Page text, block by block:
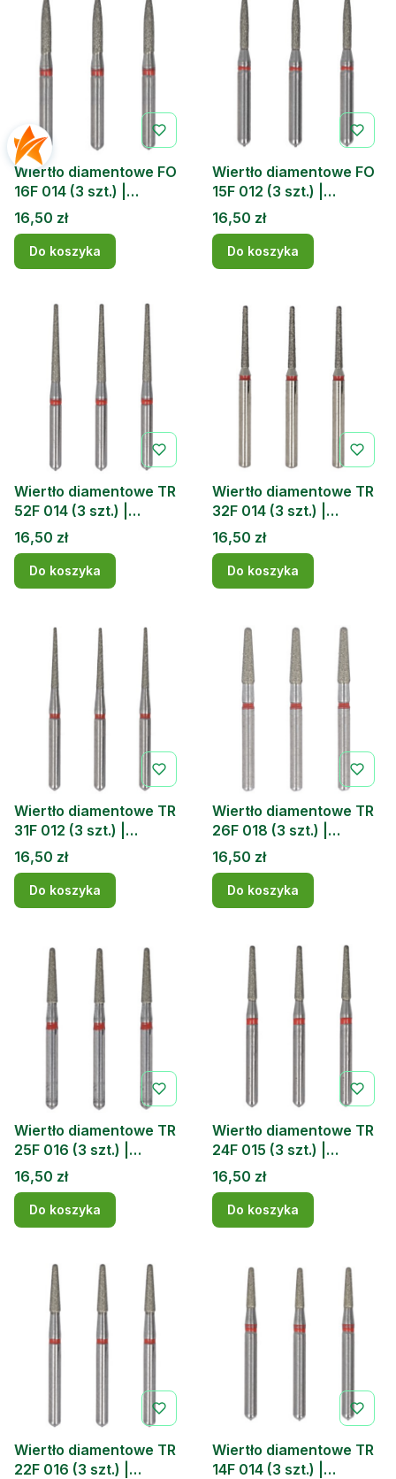
Wiertło diamentowe FO
16F 014 (3 szt.) |
DOCHEM
Cena
16,50 zł
Do koszyka
Wiertło diamentowe FO
15F 012 (3 szt.) |
DOCHEM
Cena
16,50 zł
Do koszyka
Wiertło diamentowe TR
52F 014 (3 szt.) |
DOCHEM
Cena
16,50 zł
Do koszyka
Wiertło diamentowe TR
32F 014 (3 szt.) |
DOCHEM
Cena
16,50 zł
Do koszyka
Wiertło diamentowe TR
31F 012 (3 szt.) |
DOCHEM
Cena
16,50 zł
Do koszyka
Wiertło diamentowe TR
26F 018 (3 szt.) |
DOCHEM
Cena
16,50 zł
Do koszyka
Wiertło diamentowe TR
25F 016 (3 szt.) |
DOCHEM
Cena
16,50 zł
Do koszyka
Wiertło diamentowe TR
24F 015 (3 szt.) |
DOCHEM
Cena
16,50 zł
Do koszyka
Wiertło diamentowe TR
22F 016 (3 szt.) |
Wiertło diamentowe TR
14F 014 (3 szt.) |